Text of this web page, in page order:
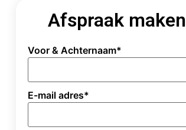
Afspraak maken
Voor & Achternaam*
E-mail adres*